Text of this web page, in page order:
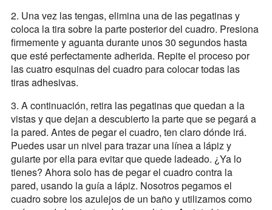
2. Una vez las tengas, elimina una de las pegatinas y
coloca la tira sobre la parte posterior del cuadro. Presiona
firmemente y aguanta durante unos 30 segundos hasta
que esté perfectamente adherida. Repite el proceso por
las cuatro esquinas del cuadro para colocar todas las
tiras adhesivas.
3. A continuación, retira las pegatinas que quedan a la
vistas y que dejan a descubierto la parte que se pegará a
la pared. Antes de pegar el cuadro, ten claro dónde irá.
Puedes usar un nivel para trazar una línea a lápiz y
guiarte por ella para evitar que quede ladeado. ¿Ya lo
tienes? Ahora solo has de pegar el cuadro contra la
pared, usando la guía a lápiz. Nosotros pegamos el
cuadro sobre los azulejos de un baño y utilizamos como